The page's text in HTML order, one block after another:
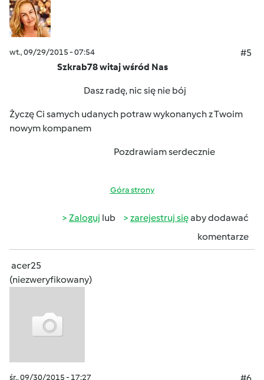
wt., 09/29/2015 - 07:54
#5
Szkrab78 witaj wśród Nas
Dasz radę, nic się nie bój
Życzę Ci samych udanych potraw wykonanych z Twoim
nowym kompanem
Pozdrawiam serdecznie
Góra strony
Zaloguj lub zarejestruj sięaby dodawać
komentarze
acer25
(niezweryfikowany)
śr., 09/30/2015 - 17:27